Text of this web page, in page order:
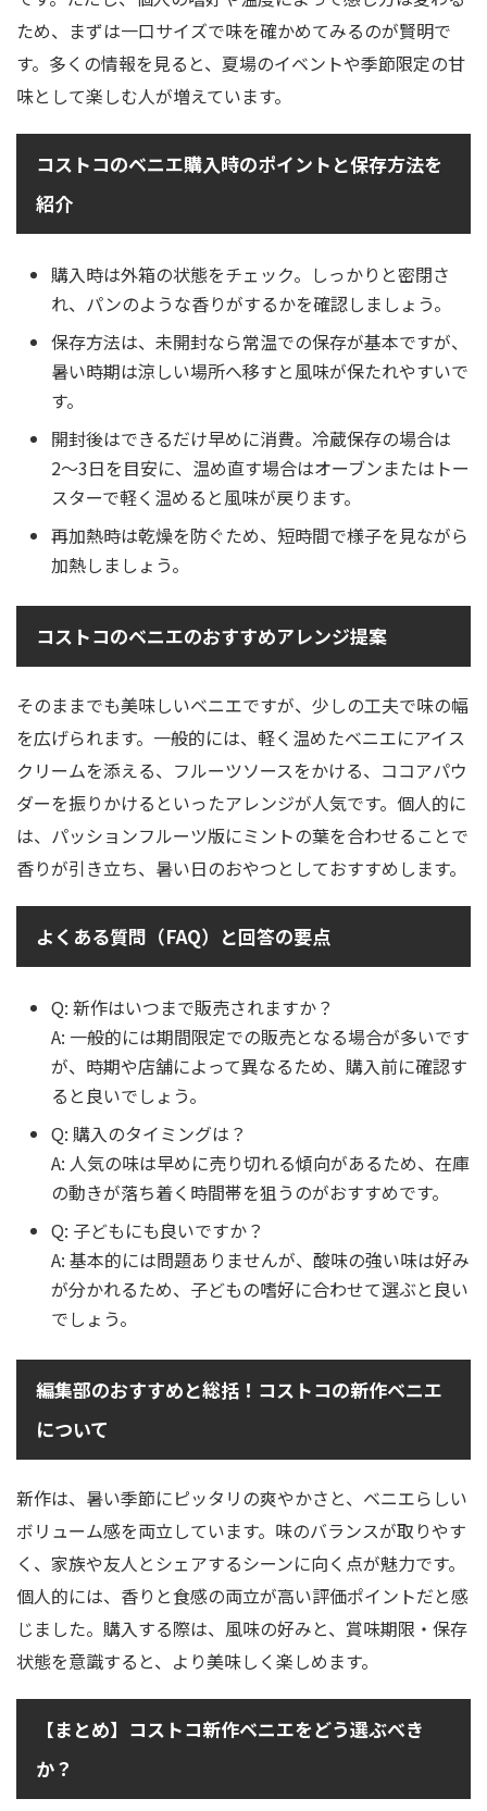
ため、まずは一口サイズで味を確かめてみるのが賢明で
す。多くの情報を見ると、夏場のイベントや季節限定の甘
味として楽しむ人が増えています。
コストコのベニエ購入時のポイントと保存方法を
紹介
購入時は外箱の状態をチェック。しっかりと密閉さ
れ、パンのような香りがするかを確認しましょう。
保存方法は、未開封なら常温での保存が基本ですが、
暑い時期は涼しい場所へ移すと風味が保たれやすいで
す。
開封後はできるだけ早めに消費。冷蔵保存の場合は
2〜3日を目安に、温め直す場合はオーブンまたはトー
スターで軽く温めると風味が戻ります。
再加熱時は乾燥を防ぐため、短時間で様子を見ながら
加熱しましょう。
コストコのベニエのおすすめアレンジ提案
そのままでも美味しいベニエですが、少しの工夫で味の幅
を広げられます。一般的には、軽く温めたベニエにアイス
クリームを添える、フルーツソースをかける、ココアパウ
ダーを振りかけるといったアレンジが人気です。個人的に
は、パッションフルーツ版にミントの葉を合わせることで
香りが引き立ち、暑い日のおやつとしておすすめします。
よくある質問（FAQ）と回答の要点
Q: 新作はいつまで販売されますか？
A: 一般的には期間限定での販売となる場合が多いです
が、時期や店舗によって異なるため、購入前に確認す
ると良いでしょう。
Q: 購入のタイミングは？
A: 人気の味は早めに売り切れる傾向があるため、在庫
の動きが落ち着く時間帯を狙うのがおすすめです。
Q: 子どもにも良いですか？
A: 基本的には問題ありませんが、酸味の強い味は好み
が分かれるため、子どもの嗜好に合わせて選ぶと良い
でしょう。
編集部のおすすめと総括！コストコの新作ベニエ
について
新作は、暑い季節にピッタリの爽やかさと、ベニエらしい
ボリューム感を両立しています。味のバランスが取りやす
く、家族や友人とシェアするシーンに向く点が魅力です。
個人的には、香りと食感の両立が高い評価ポイントだと感
じました。購入する際は、風味の好みと、賞味期限・保存
状態を意識すると、より美味しく楽しめます。
【まとめ】コストコ新作ベニエをどう選ぶべき
か？